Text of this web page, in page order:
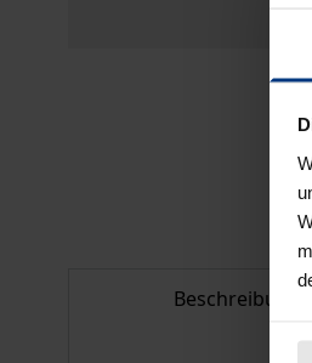
Beschreibung